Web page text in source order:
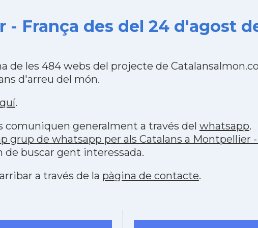
- França des del 24 d'agost
de les 484 webs del projecte de
d'arreu del món.
.
comuniquen generalment a través del whatsapp.
grup de whatsapp per als Catalans a Montpellier
buscar gent interessada.
a través de la pàgina de contacte.